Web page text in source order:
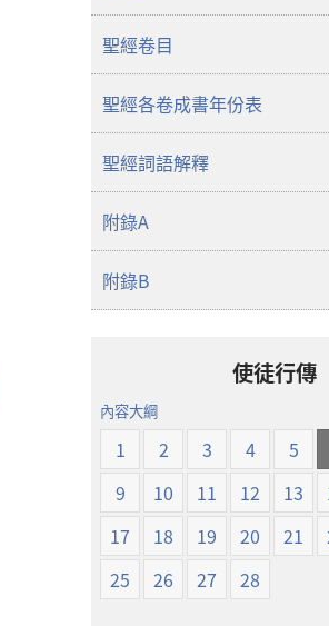
經
世
界
譯
界
本
聖經卷目
聖經各卷成書年份表
聖經詞語解釋
附錄A
附錄B
使徒行傳
內容大綱
1 2 3 4 5
9
10 11 12 13
17
18 19 20 21
25
26 27 28